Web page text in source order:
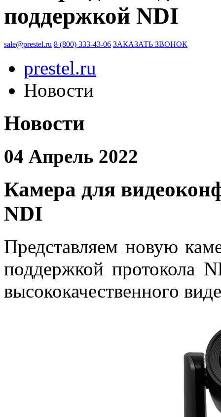
поддержкой NDI
sale@prestel.ru 8 (800) 333-43-06 ЗАКАЗАТЬ ЗВОНОК
prestel.ru
Новости
Новости
04 Апрель 2022
Камера для
NDI
Представляем новую
поддержкой протокола
высококачественного